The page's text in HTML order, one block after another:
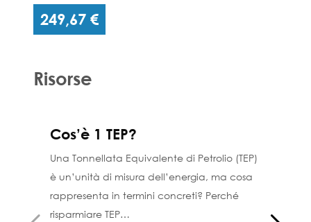
249,67 €
Risorse
Cos’è 1 TEP?
Una Tonnellata Equivalente di Petrolio (TEP)
è un’unità di misura dell’energia, ma cosa
rappresenta in termini concreti? Perché
risparmiare TEP…